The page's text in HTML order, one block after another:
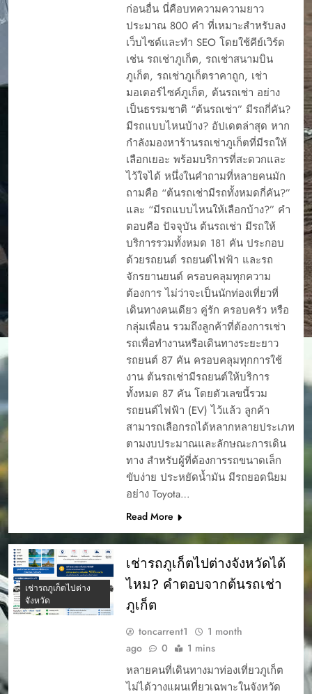
ก่อนอื่น นี่คือบทความความยาว
ประมาณ 800 คำ ที่เหมาะสำหรับลง
เว็บไซต์และทำ SEO โดยใช้คีย์เวิร์ด
เช่น รถเช่าภูเก็ต, รถเช่าสนามบิน
ภูเก็ต, รถเช่าภูเก็ตราคาถูก, เช่า
มอเตอร์ไซค์ภูเก็ต, ต้นรถเช่า อย่าง
เป็นธรรมชาติ “ต้นรถเช่า” มีรถกี่คัน?
มีรถแบบไหนบ้าง? อัปเดตล่าสุด หาก
กำลังมองหาร้านรถเช่าภูเก็ตที่มีรถให้
เลือกเยอะ พร้อมบริการที่สะดวกและ
ไว้ใจได้ หนึ่งในคำถามที่หลายคนมัก
ถามคือ “ต้นรถเช่ามีรถทั้งหมดกี่คัน?”
และ “มีรถแบบไหนให้เลือกบ้าง?” คำ
ตอบคือ ปัจจุบัน ต้นรถเช่า มีรถให้
บริการรวมทั้งหมด 181 คัน ประกอบ
ด้วยรถยนต์ รถยนต์ไฟฟ้า และรถ
จักรยานยนต์ ครอบคลุมทุกความ
ต้องการ ไม่ว่าจะเป็นนักท่องเที่ยวที่
เดินทางคนเดียว คู่รัก ครอบครัว หรือ
กลุ่มเพื่อน รวมถึงลูกค้าที่ต้องการเช่า
รถเพื่อทำงานหรือเดินทางระยะยาว
รถยนต์ 87 คัน ครอบคลุมทุกการใช้
งาน ต้นรถเช่ามีรถยนต์ให้บริการ
ทั้งหมด 87 คัน โดยตัวเลขนี้รวม
รถยนต์ไฟฟ้า (EV) ไว้แล้ว ลูกค้า
สามารถเลือกรถได้หลากหลายประเภท
ตามงบประมาณและลักษณะการเดิน
ทาง สำหรับผู้ที่ต้องการรถขนาดเล็ก
ขับง่าย ประหยัดน้ำมัน มีรถยอดนิยม
อย่าง Toyota…
Read More
เช่ารถภูเก็ตไปต่าง
จังหวัด
เช่ารถภูเก็ตไปต่างจังหวัดได้
ไหม? คำตอบจากต้นรถเช่า
ภูเก็ต
toncarrent1
1 month
ago
0 1 mins
หลายคนที่เดินทางมาท่องเที่ยวภูเก็ต
ไม่ได้วางแผนเที่ยวเฉพาะในจังหวัด